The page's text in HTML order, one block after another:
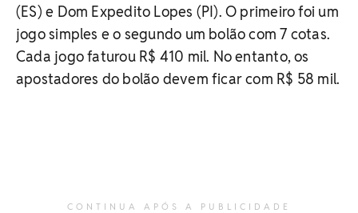
(ES) e Dom Expedito Lopes (PI). O primeiro foi um
jogo simples e o segundo um bolão com 7 cotas.
Cada jogo faturou R$ 410 mil. No entanto, os
apostadores do bolão devem ficar com R$ 58 mil.
CONTINUA APÓS A PUBLICIDADE